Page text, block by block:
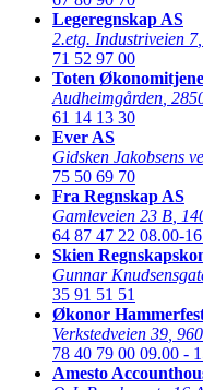
Legeregnskap AS
2.etg. Industriveien 7,
71 52 97 00
Toten
Audheimgården
61 14 13 30
Ever AS
Gidsken Jakobsens
75 50 69 70
Fra Regnskap AS
Gamleveien 23 B
64 87 47 22 08.00-
Skien
Gunnar
35 91 51 51
Økonor
Verkstedveien 39
78 40 79 00 09.00 -
Amesto